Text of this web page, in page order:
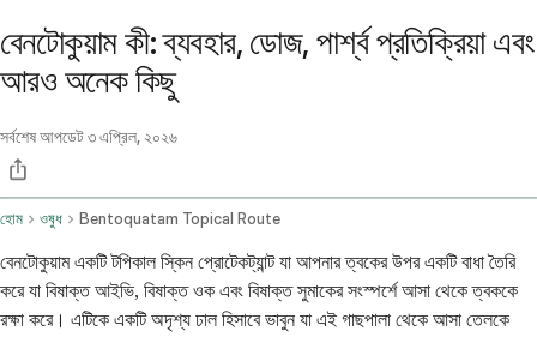
বেনটোকুয়াম কী: ব্যবহার, ডোজ, পার্শ্ব প্রতিক্রিয়া এবং
আরও অনেক কিছু
সর্বশেষ আপডেট৩ এপ্রিল, ২০২৬
হোম ওষুধ Bentoquatam Topical Route
বেনটোকুয়াম একটি টপিকাল স্কিন প্রোটেকট্যান্ট যা আপনার ত্বকের উপর একটি বাধা তৈরি
করে যা বিষাক্ত আইভি, বিষাক্ত ওক এবং বিষাক্ত সুমাকের সংস্পর্শে আসা থেকে ত্বককে
রক্ষা করে। এটিকে একটি অদৃশ্য ঢাল হিসাবে ভাবুন যা এই গাছপালা থেকে আসা তেলকে